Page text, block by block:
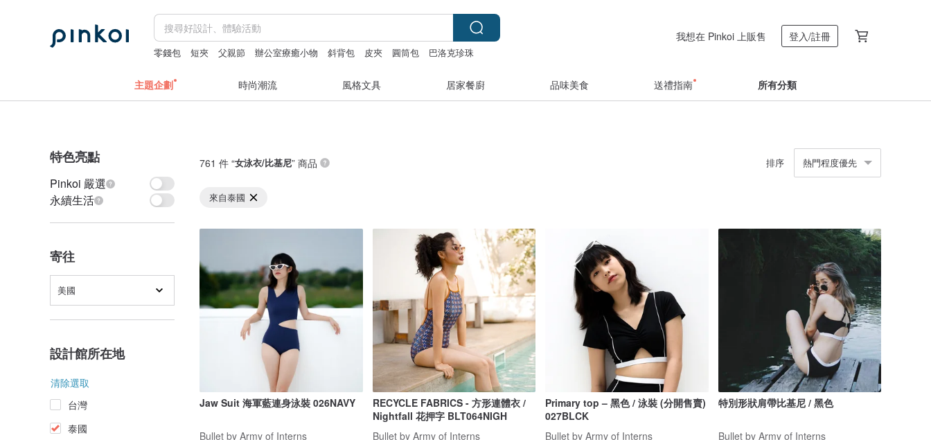
零錢包 短夾 父親節 辦公室療癒小物 斜背包 皮夾 圓筒包 巴洛克珍珠
我想在 Pinkoi 上販售 登入/註冊
主題企劃 時尚潮流 風格文具 居家餐廚 品味美食 送禮指南 所有分類
特色亮點
Pinkoi 嚴選
永續生活
寄往
美國
設計館所在地
清除選取
台灣
泰國
761 件 “女泳衣/比基尼” 商品 排序 熱門程度優先
來自泰國
Jaw Suit 海軍藍連身泳裝 026NAVY
Bullet by Army of Interns
RECYCLE FABRICS - 方形連體衣 /
Nightfall 花押字 BLT064NIGH
Bullet by Army of Interns
Primary top – 黑色 / 泳裝 (分開售賣)
027BLCK
Bullet by Army of Interns
特別形狀肩帶比基尼 / 黑色
Bullet by Army of Interns